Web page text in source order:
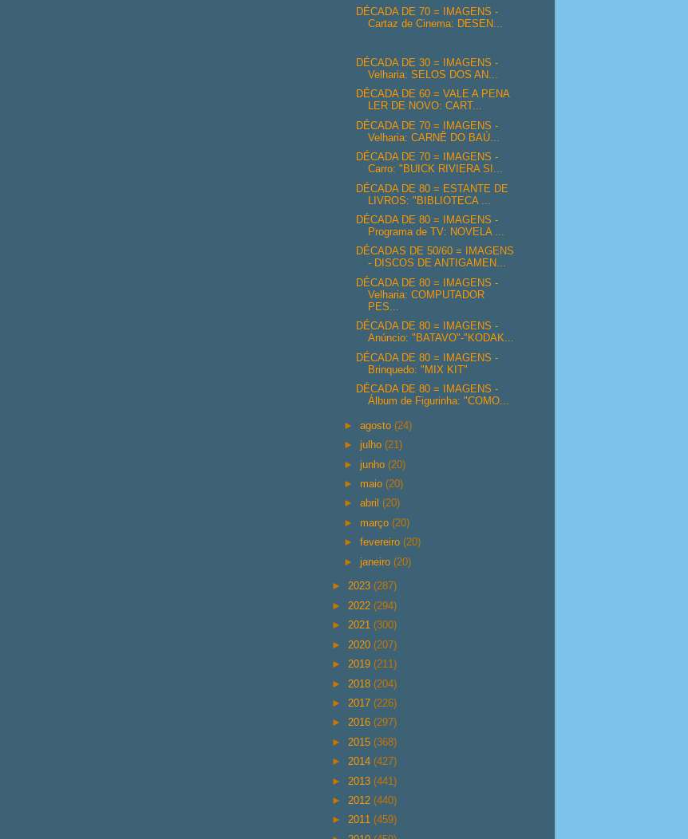
DÉCADA DE 70 = IMAGENS -
Cartaz de Cinema: DESEN...
DÉCADA DE 30 = IMAGENS -
Velharia: SELOS DOS AN...
DÉCADA DE 60 = VALE A PENA
LER DE NOVO: CART...
DÉCADA DE 70 = IMAGENS -
Velharia: CARNÊ DO BAÚ...
DÉCADA DE 70 = IMAGENS -
Carro: "BUICK RIVIERA SI...
DÉCADA DE 80 = ESTANTE DE
LIVROS: "BIBLIOTECA ...
DÉCADA DE 80 = IMAGENS -
Programa de TV: NOVELA ...
DÉCADAS DE 50/60 = IMAGENS
- DISCOS DE ANTIGAMEN...
DÉCADA DE 80 = IMAGENS -
Velharia: COMPUTADOR
PES...
DÉCADA DE 80 = IMAGENS -
Anúncio: "BATAVO"-"KODAK...
DÉCADA DE 80 = IMAGENS -
Brinquedo: "MIX KIT"
DÉCADA DE 80 = IMAGENS -
Álbum de Figurinha: "COMO...
►agosto(24)
►julho(21)
►junho(20)
► maio(20)
►abril(20)
► março(20)
►fevereiro(20)
►janeiro(20)
► 2023 (287)
► 2022 (294)
► 2021 (300)
► 2020 (207)
► 2019 (211)
► 2018 (204)
► 2017 (226)
► 2016 (297)
► 2015 (368)
► 2014 (427)
► 2013 (441)
► 2012 (440)
► 2011 (459)